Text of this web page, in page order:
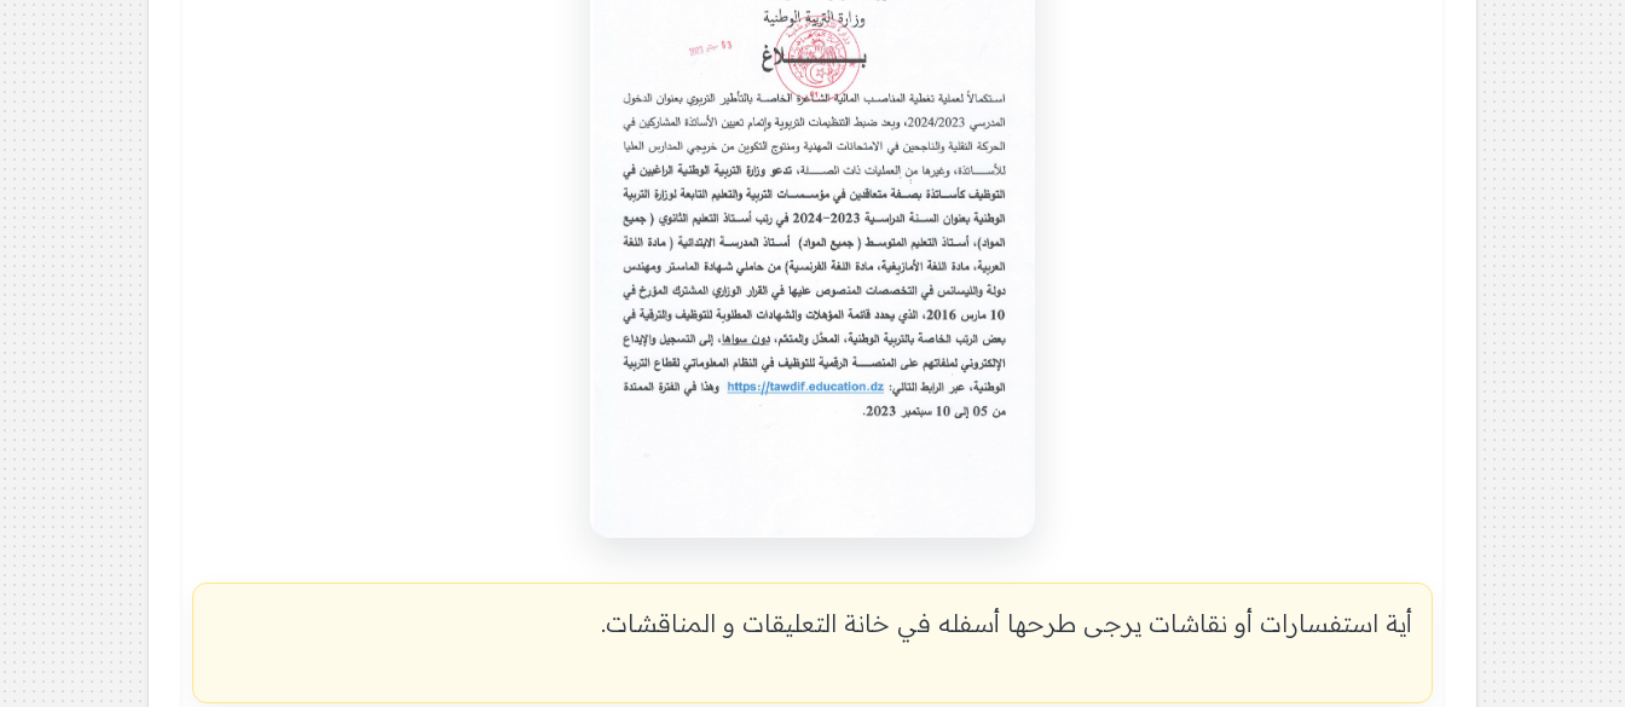
أية استفسارات أو نقاشات يرجى طرحها أسفله في خانة التعليقات و المناقشات.